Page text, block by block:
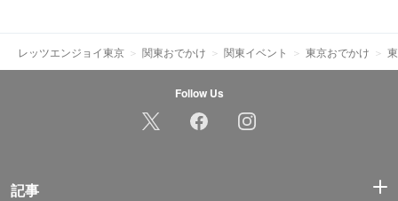
レッツエンジョイ東京 関東おでかけ 関東イベント 東京おでかけ
Follow Us
記事